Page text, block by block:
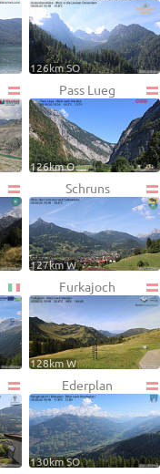
126km SO
Pass Lueg
126km O
Schruns
127km W
Furkajoch
128km W
Ederplan
130km SO